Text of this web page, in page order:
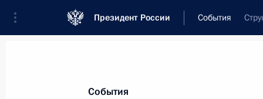
Президент России События
Новости
События